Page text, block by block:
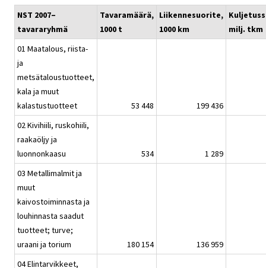
NST 2007–
tavararyhmä
Tavaramäärä,
1000 t
Liikennesuorite,
1000 km
milj. tkm
01 Maatalous, riista-
ja
metsätaloustuotteet,
kala ja muut
kalastustuotteet
53 448
199 436
02 Kivihiili, ruskohiili,
raakaöljy ja
luonnonkaasu
534
1 289
03 Metallimalmit ja
muut
kaivostoiminnasta ja
louhinnasta saadut
tuotteet; turve;
uraani ja torium
180 154
136 959
04 Elintarvikkeet,